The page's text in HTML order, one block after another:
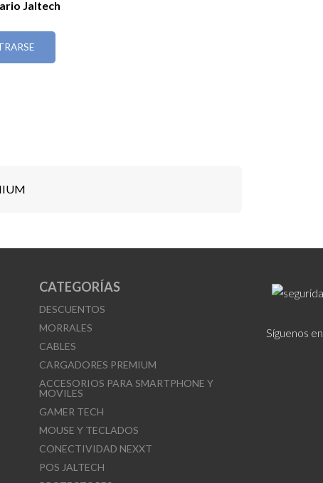
Jaltech
CATEGORÍAS
DESCUENTOS
MORRALES
CABLES
CARGADORES PREMIUM
ACCESORIOS PARA SMARTPHONE Y
MOVILES
GAMER TECH
MOUSE Y TECLADOS
CONECTIVIDAD NEXXT
POS JALTECH
Síguenos en